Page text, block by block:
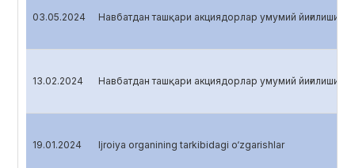
03.05.2024 Навбатдан ташқари акциядорлар умумий йиғилиши
13.02.2024 Навбатдан ташқари акциядорлар умумий йиғилиши
19.01.2024 Ijroiya organining tarkibidagi o‘zgarishlar